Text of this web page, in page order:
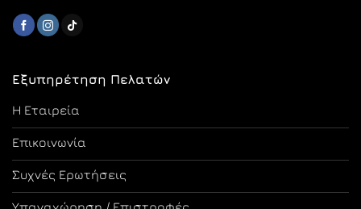
Εξυπηρέτηση Πελατών
Η Εταιρεία
Επικοινωνία
Συχνές Ερωτήσεις